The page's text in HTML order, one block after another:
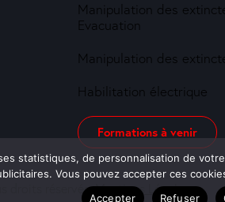
Manipulation des
Evacuation
Manipulation des
Habilitation électrique
Formations à venir
droits réservés.Mentions Légales
statistiques, de personnalisation de
Vous pouvez accepter ces
Accepter
Refuser